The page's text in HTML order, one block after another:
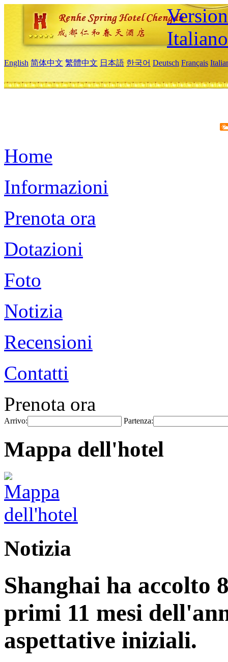
Italiano
English 简体中文 繁體中文 日本語 한국어 Deutsch Français
Home
Informazioni
Prenota ora
Dotazioni
Foto
Notizia
Recensioni
Contatti
Prenota ora
Arrivo: Partenza:
Mappa dell'hotel
Notizia
Shanghai ha accolto
primi 11 mesi
aspettative iniziali.